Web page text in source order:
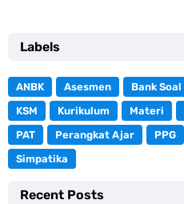
Labels
ANBK Asesmen Bank Soal
KSM
Kurikulum Materi
PAT
Perangkat Ajar PPG
Simpatika
Recent Posts